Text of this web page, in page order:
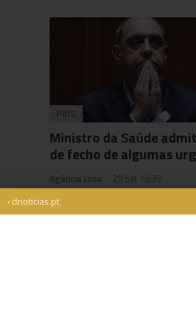
‹ dnoticias.pt
PAÍS
Ministro da Saúde
de fecho de algumas
Agência Lusa 29 Set 13:39
Rua Dr. Fernão de